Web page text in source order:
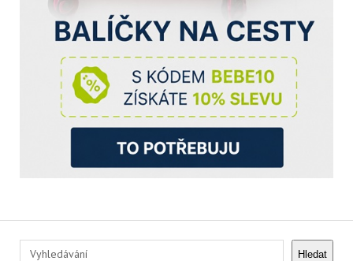
Hledat Hledat